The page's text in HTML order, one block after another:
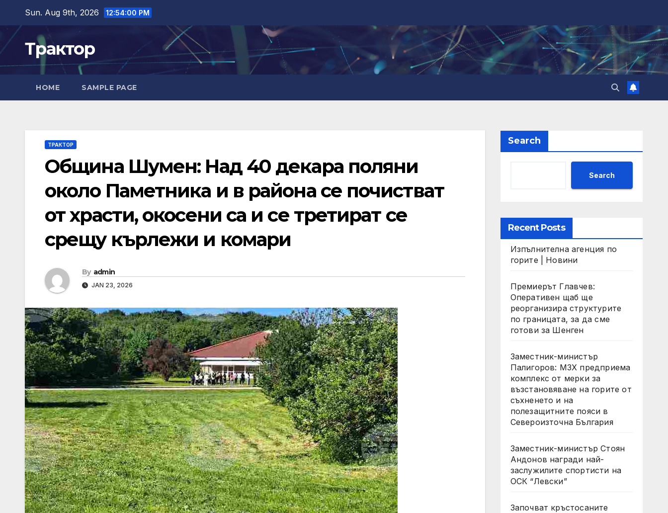
content
Sun. Aug 9th, 2026 12:54:01 PM
Трактор
HOME SAMPLE PAGE
ТРАКТОР
Община Шумен: Над 40 декара поляни
около Паметника и в района се почистват
от храсти, окосени са и се третират се
срещу кърлежи и комари
By admin
JAN 23, 2026
Search
Search
Recent Posts
Изпълнителна агенция по
горите | Новини
Премиерът Главчев:
Оперативен щаб ще
реорганизира структурите
по границата, за да сме
готови за Шенген
Заместник-министър
Палигоров: МЗХ предприема
комплекс от мерки за
възстановяване на горите от
съхненето и на
полезащитните пояси в
Североизточна България
Заместник-министър Стоян
Андонов награди най-
заслужилите спортисти на
ОСК “Левски”
Започват кръстосаните